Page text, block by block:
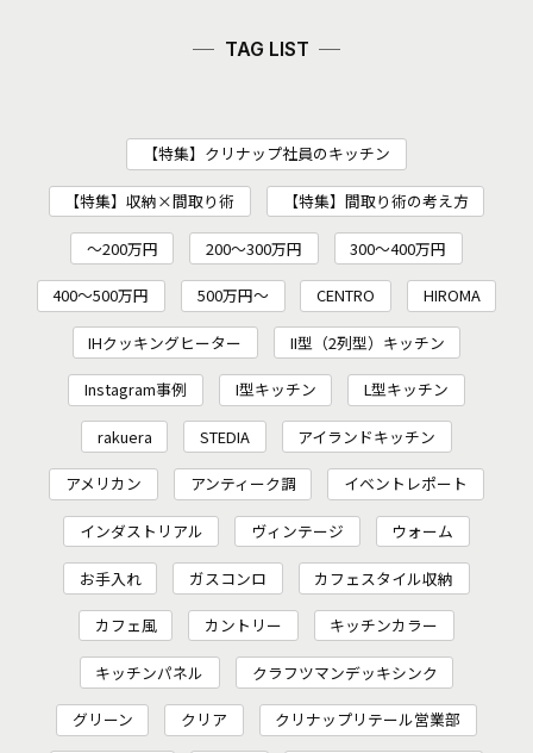
TAG LIST
【特集】クリナップ社員のキッチン
【特集】収納×間取り術 【特集】間取り術の考え方
～200万円 200〜300万円 300～400万円
400～500万円 500万円～ CENTRO HIROMA
IHクッキングヒーター II型（2列型）キッチン
Instagram事例 I型キッチン L型キッチン
rakuera STEDIA アイランドキッチン
アメリカン アンティーク調 イベントレポート
インダストリアル ヴィンテージ ウォーム
お手入れ ガスコンロ カフェスタイル収納
カフェ風 カントリー キッチンカラー
キッチンパネル クラフツマンデッキシンク
グリーン クリア クリナップリテール営業部